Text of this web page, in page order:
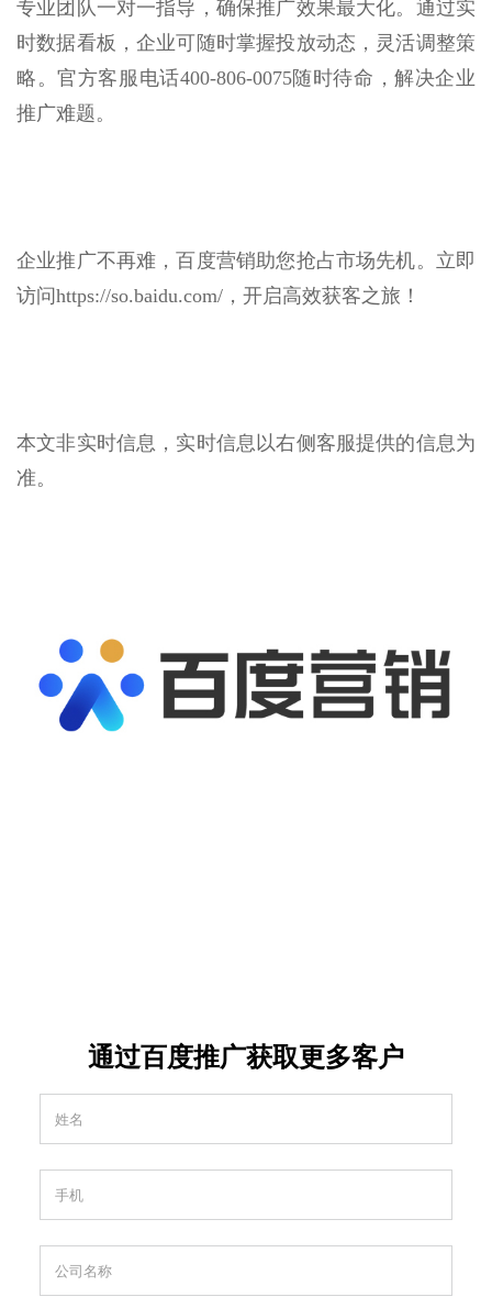
专业团队一对一指导，确保推广效果最大化。通过实
时数据看板，企业可随时掌握投放动态，灵活调整策
略。官方客服电话400-806-0075随时待命，解决企业
推广难题。
企业推广不再难，百度营销助您抢占市场先机。立即
访问https://so.baidu.com/，开启高效获客之旅！
本文非实时信息，实时信息以右侧客服提供的信息为
准。
通过百度推广获取更多客户